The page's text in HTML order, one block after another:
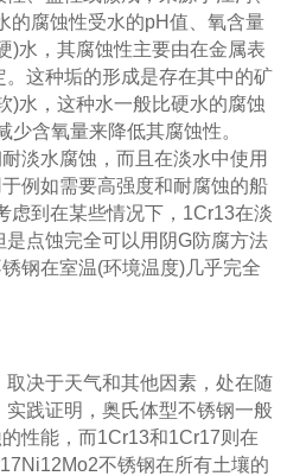
的腐蚀性受水的pH值、氧含量
)水，其腐蚀性主要由在金属表
这种垢的形成是存在其中的矿
)水，这种水一般比硬水的腐蚀
含氧量来降低其腐蚀性。
淡水腐蚀，而且在淡水中使用
例如需要高强度和耐腐蚀的船
虑到在某些情况下，1Cr13在淡
点蚀完全可以用阴G防腐方法
钢在室温(环境温度)几乎完全
决于天气和其他因素，处在随
践证明，奥氏体型不锈钢一般
性能，而1Cr13和1Cr17则在
不锈钢在所有土壤的